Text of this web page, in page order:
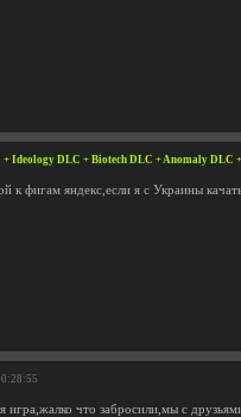
Ideology DLC + Biotech DLC + Anomaly DLC
к фигам яндекс,если я с Украины
игра,жалко что забросили,мы с